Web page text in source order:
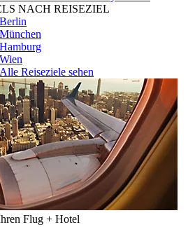
NACH REISEZIEL
Berlin
München
Hamburg
Wien
Alle Reiseziele sehen
Flug + Hotel